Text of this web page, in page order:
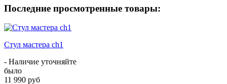
Последние просмотренные товары:
Стул мастера ch1
- Наличие уточняйте
было
11 990 руб